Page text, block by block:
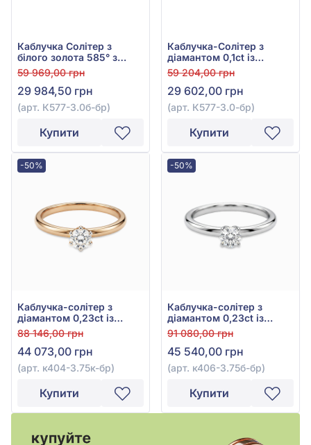
Каблучка Солітер з
білого золота 585° з
діамантом 0,095ct, арт.
К577-3.0б-бр
59 969,00 грн
29 984,50 грн
(арт. К577-3.0б-бр)
Купити
Каблучка-Солітер з
діамантом 0,1ct із
червоного золота 585°,
арт. К577-3.0к-бр
59 204,00 грн
29 602,00 грн
(арт. К577-3.0-бр)
Купити
-50%
Каблучка-солітер з
діамантом 0,23ct із
червоного золота 585°,
арт. к404-3.75к-бр
88 146,00 грн
44 073,00 грн
(арт. к404-3.75к-бр)
Купити
-50%
Каблучка-солітер з
діамантом 0,23ct із
білого золота 585°, арт.
к406-3.75б-бр
91 080,00 грн
45 540,00 грн
(арт. к406-3.75б-бр)
Купити